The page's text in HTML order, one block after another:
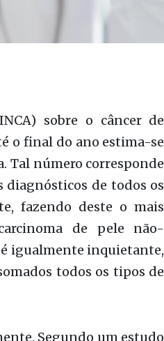
Tal número corresponde
fazendo deste o mais
de pele não-
igualmente inquietante,
todos os tipos de
Segundo um estudo
as perdas apenas
bilhão de dólares não
pois o câncer de